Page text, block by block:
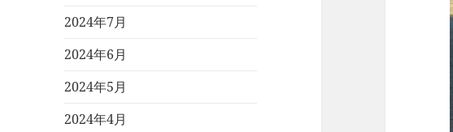
2024年7月
2024年6月
2024年5月
2024年4月